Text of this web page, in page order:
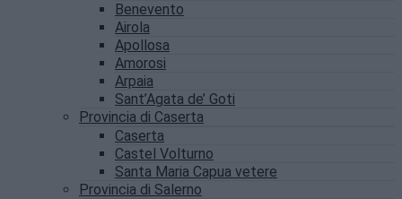
Benevento
Airola
Apollosa
Amorosi
Arpaia
Sant’Agata de’ Goti
Provincia di Caserta
Caserta
Castel Volturno
Santa Maria Capua vetere
Provincia di Salerno